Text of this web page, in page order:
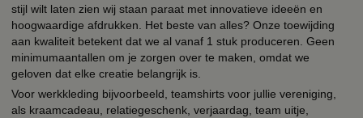
stijl wilt laten zien wij staan paraat met innovatieve ideeën en
hoogwaardige afdrukken. Het beste van alles? Onze toewijding
aan kwaliteit betekent dat we al vanaf 1 stuk produceren. Geen
minimumaantallen om je zorgen over te maken, omdat we
geloven dat elke creatie belangrijk is.
Voor werkkleding bijvoorbeeld, teamshirts voor jullie vereniging,
als kraamcadeau, relatiegeschenk, verjaardag, team uitje,